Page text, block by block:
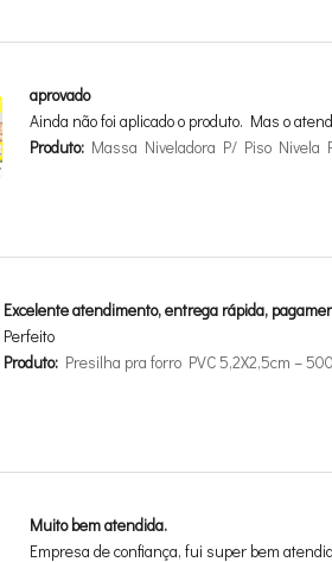
aprovado
Ainda não foi aplicado o produto. Mas o
Produto: Massa Niveladora P/ Piso Nivela
Excelente atendimento, entrega rápida,
Perfeito
Produto: Presilha pra forro PVC 5,2X2,5cm –
Muito bem atendida.
Empresa de confiança, fui super bem